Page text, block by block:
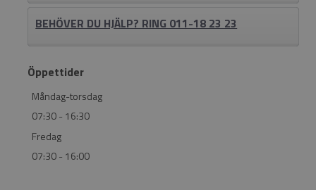
BEHÖVER DU HJÄLP? RING 011-18 23 23
Öppettider
Måndag-torsdag
07:30 - 16:30
Fredag
07:30 - 16:00